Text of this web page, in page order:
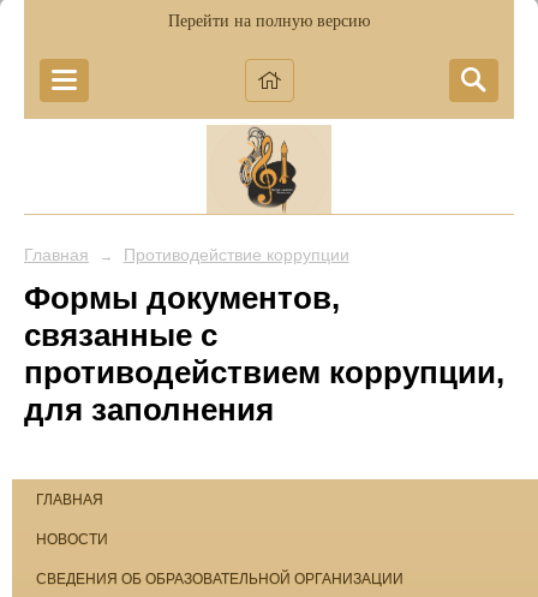
Перейти на полную версию
Главная → Противодействие коррупции
Формы документов,
связанные с
противодействием коррупции,
для заполнения
ГЛАВНАЯ
НОВОСТИ
СВЕДЕНИЯ ОБ ОБРАЗОВАТЕЛЬНОЙ ОРГАНИЗАЦИИ